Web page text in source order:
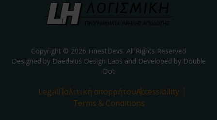
Copyright © 2026 FinestDevs. All Rights Reserved
Designed by Daedalus Design Labs and Developed by Double
Dot
LegalΠολιτική απορρήτουAccessibility
Terms & Conditions